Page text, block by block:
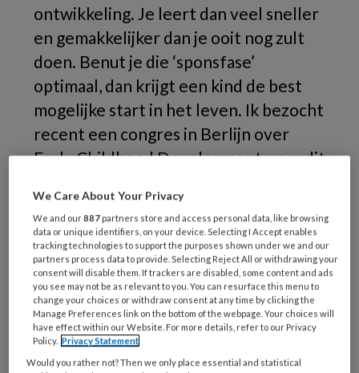
ontwikkeling. Je leert dan veel sneller
en gemakkelijker dan je ooit nog zult
doen. Benut je die ‘sponsfase’
optimaal, dan krijgt een kind de best
mogelijke start in het leven. Ik bezocht
recent een congres in Berlijn over
Early Childhood Development waar dit
belang van de eerste drie levensjaren
bestaat wereldwijd consensus.
Het
REGISTREREN
We Care About Your Privacy
We and our887 partners store and access personal data, like browsing
data or unique identifiers, on your device. Selecting I Accept enables
tracking technologies to support the purposes shown under we and our
partners process data to provide. Selecting Reject All or withdrawing your
consent will disable them. If trackers are disabled, some content and ads
you see may not be as relevant to you. You can resurface this menu to
change your choices or withdraw consent at any time by clicking the
Manage Preferences link on the bottom of the webpage. Your choices will
have effect within our Website. For more details, refer to our Privacy
Policy. Privacy Statement
Would you rather not? Then we only place essential and statistical